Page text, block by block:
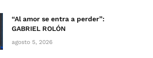
“Al amor se entra a perder”:
GABRIEL ROLÓN
agosto 5, 2026